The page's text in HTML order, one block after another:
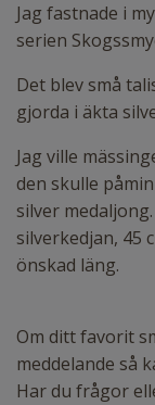
Jag fastnade i
serien
Det blev små
gjorda i äkta
Jag ville
den skulle
silver
silverkedjan, 45
önskad läng.
Om ditt favorit
meddelande så
Har du frågor